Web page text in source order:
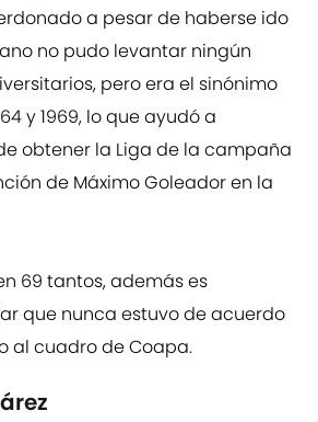
a pesar de haberse ido
no pudo levantar ningún
pero era el sinónimo
y 1969, lo que ayudó a
obtener la Liga de la campaña
de Máximo Goleador en la
69 tantos, además es
que nunca estuvo de acuerdo
al cuadro de Coapa.